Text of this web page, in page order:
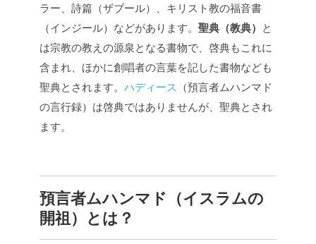
ラー、詩篇（ザブール）、キリスト教の福音書
（インジール）などがあります。 聖典（教典）
と
は宗教の教えの源泉となる書物で、啓典もこれに
含まれ、ほかに創唱者の言葉を記した書物なども
聖典とされます。 ハディース
（預言者ムハンマド
の言行録）は啓典ではありませんが、聖典とされ
ます。
預言者ムハンマド（イスラムの
開祖）とは？